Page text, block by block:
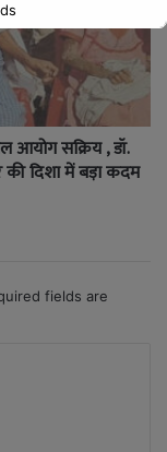
आयोग सक्रिय , डॉ.
की दिशा में बड़ा कदम
fields are